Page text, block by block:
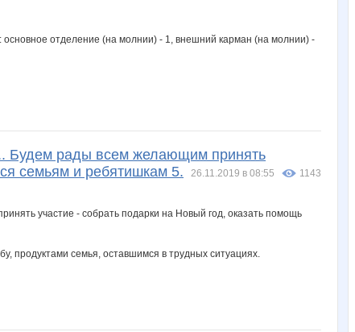
отделение (на молнии) - 1, внешний карман (на молнии) -
Будем рады всем желающим принять
семьям и ребятишкам 5.
26.11.2019 в 08:55
1143
продуктами семья, оставшимся в трудных ситуациях.